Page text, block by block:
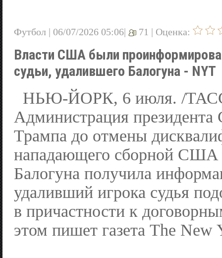
Футбол | 06/07/2026 05:06| 71 | Оценка:
Власти США были
судьи, удалившего Балогуна - NYT
НЬЮ-ЙОРК, 6 июля. /
Администрация
Трампа до отмены
нападающего сборной США
Балогуна получила
удаливший игрока судья
в причастности к
этом пишет газета The New